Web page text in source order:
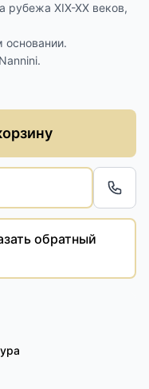
рубежа XIX-XX веков,
обратный